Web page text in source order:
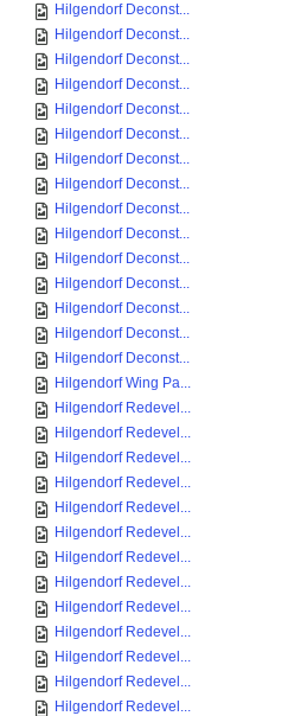
Hilgendorf Deconst...
Hilgendorf Deconst...
Hilgendorf Deconst...
Hilgendorf Deconst...
Hilgendorf Deconst...
Hilgendorf Deconst...
Hilgendorf Deconst...
Hilgendorf Deconst...
Hilgendorf Deconst...
Hilgendorf Deconst...
Hilgendorf Deconst...
Hilgendorf Deconst...
Hilgendorf Deconst...
Hilgendorf Deconst...
Hilgendorf Deconst...
Hilgendorf Wing Pa...
Hilgendorf Redevel...
Hilgendorf Redevel...
Hilgendorf Redevel...
Hilgendorf Redevel...
Hilgendorf Redevel...
Hilgendorf Redevel...
Hilgendorf Redevel...
Hilgendorf Redevel...
Hilgendorf Redevel...
Hilgendorf Redevel...
Hilgendorf Redevel...
Hilgendorf Redevel...
Hilgendorf Redevel...